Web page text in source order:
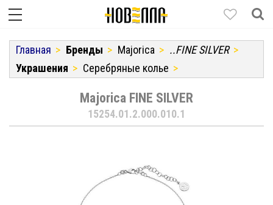
Главная Бренды Majorica
..FINE SILVER
Украшения
Серебряные колье
Majorica FINE SILVER
15254.01.2.000.010.1